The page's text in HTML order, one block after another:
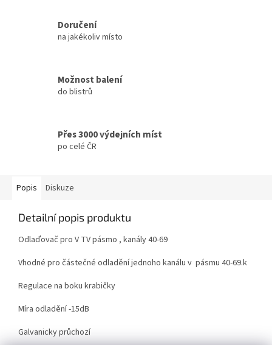
Doručení
na jakékoliv místo
Možnost balení
do blistrů
Přes 3000 výdejních míst
po celé ČR
Popis Diskuze
Detailní popis produktu
Odlaďovač pro V TV pásmo , kanály 40-69
Vhodné pro částečné odladění jednoho kanálu v pásmu 40-69.k
Regulace na boku krabičky
Míra odladění -15dB
Galvanicky průchozí